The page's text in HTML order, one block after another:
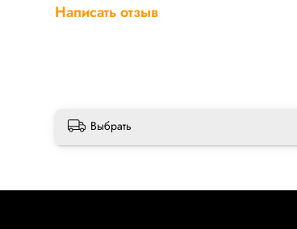
Написать отзыв
Выбрать